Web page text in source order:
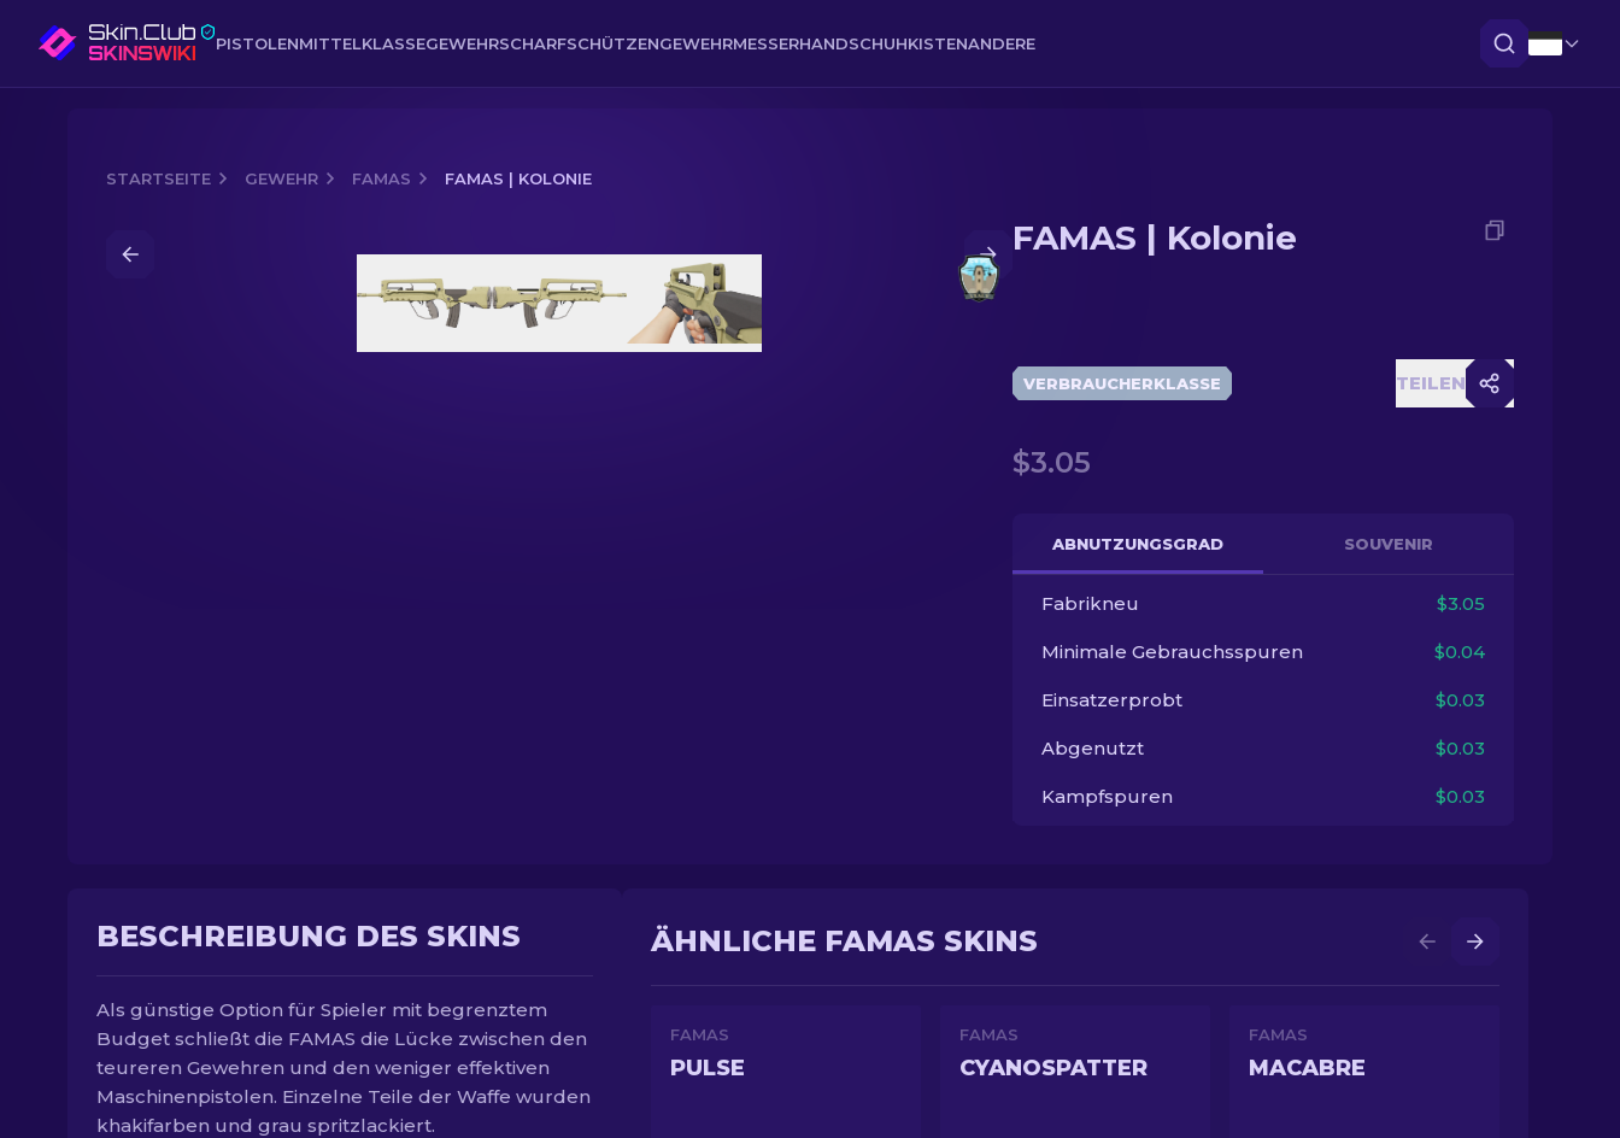
PISTOLENMITTELKLASSEGEWEHRSCHARFSCHÜTZENGEWEHRMESSERHANDSCHUHKISTENANDERE
STARTSEITE GEWEHR FAMAS FAMAS | KOLONIE
FAMAS | Kolonie
VERBRAUCHERKLASSE TEILEN
$3.05
ABNUTZUNGSGRAD SOUVENIR
Fabrikneu $3.05
Minimale Gebrauchsspuren $0.04
Einsatzerprobt $0.03
Abgenutzt $0.03
Kampfspuren $0.03
BESCHREIBUNG DES SKINS
Als günstige Option für Spieler mit begrenztem
Budget schließt die FAMAS die Lücke zwischen den
teureren Gewehren und den weniger effektiven
Maschinenpistolen. Einzelne Teile der Waffe wurden
khakifarben und grau spritzlackiert.
ÄHNLICHE FAMAS SKINS
FAMAS
PULSE
FAMAS
CYANOSPATTER
FAMAS
MACABRE